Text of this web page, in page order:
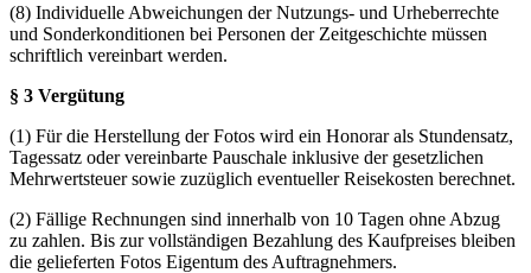
(8) Individuelle Abweichungen der Nutzungs- und Urheberrechte
und Sonderkonditionen bei Personen der Zeitgeschichte müssen
schriftlich vereinbart werden.
§ 3 Vergütung
(1) Für die Herstellung der Fotos wird ein Honorar als Stundensatz,
Tagessatz oder vereinbarte Pauschale inklusive der gesetzlichen
Mehrwertsteuer sowie zuzüglich eventueller Reisekosten berechnet.
(2) Fällige Rechnungen sind innerhalb von 10 Tagen ohne Abzug
zu zahlen. Bis zur vollständigen Bezahlung des Kaufpreises bleiben
die gelieferten Fotos Eigentum des Auftragnehmers.